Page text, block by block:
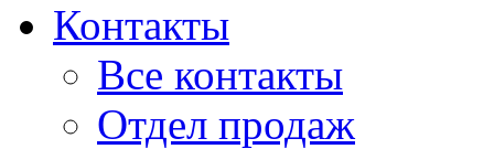
Контакты
Все контакты
Отдел продаж